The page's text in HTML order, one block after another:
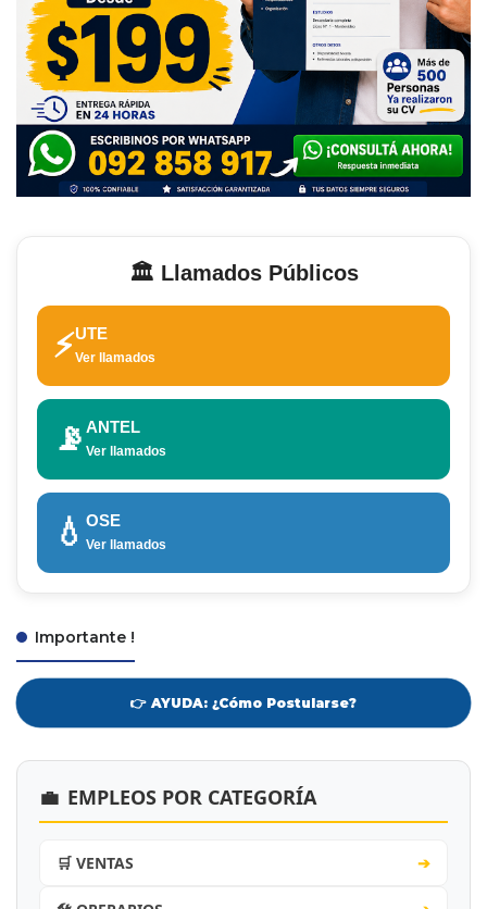
🏛️ Llamados Públicos
⚡UTE
Ver llamados
📡 ANTEL
Ver llamados
💧 OSE
Ver llamados
Importante !
👉 AYUDA: ¿Cómo Postularse?
💼 EMPLEOS POR CATEGORÍA
🛒 VENTAS ➔